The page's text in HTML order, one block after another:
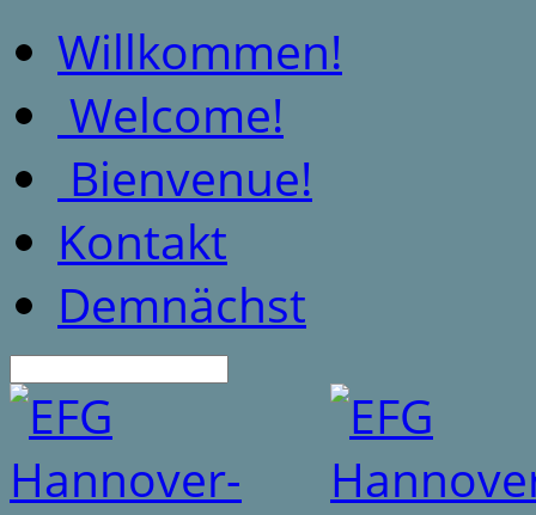
Willkommen!
Welcome!
Bienvenue!
Kontakt
Demnächst